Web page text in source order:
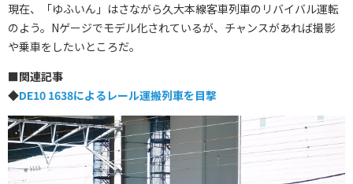
現在、「ゆふいん」はさながら久大本線客車列車のリバイバル運転
のよう。Nゲージでモデル化されているが、チャンスがあれば撮影
や乗車をしたいところだ。
■関連記事
◆DE10 1638によるレール運搬列車を目撃